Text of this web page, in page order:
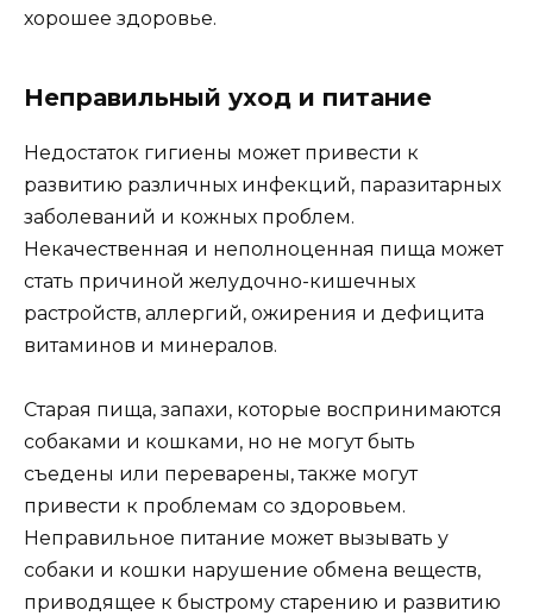
хорошее здоровье.
Неправильный уход и питание
Недостаток гигиены может привести к
развитию различных инфекций, паразитарных
заболеваний и кожных проблем.
Некачественная и неполноценная пища может
стать причиной желудочно-кишечных
растройств, аллергий, ожирения и дефицита
витаминов и минералов.
Старая пища, запахи, которые воспринимаются
собаками и кошками, но не могут быть
съедены или переварены, также могут
привести к проблемам со здоровьем.
Неправильное питание может вызывать у
собаки и кошки нарушение обмена веществ,
приводящее к быстрому старению и развитию